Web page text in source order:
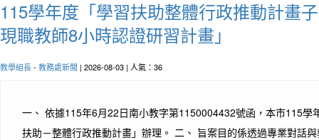
115學年度「學習扶助整體行政推動計畫
現職教師8小時認證研習計畫」
教學組長- 教務處新聞 | 2026-08-03 | 人氣：36
一、 依據115年6月22日南小教字第1150004432號函，本市115學
扶助－整體行政推動計畫」辦理。 二、 旨案目的係透過專業對話